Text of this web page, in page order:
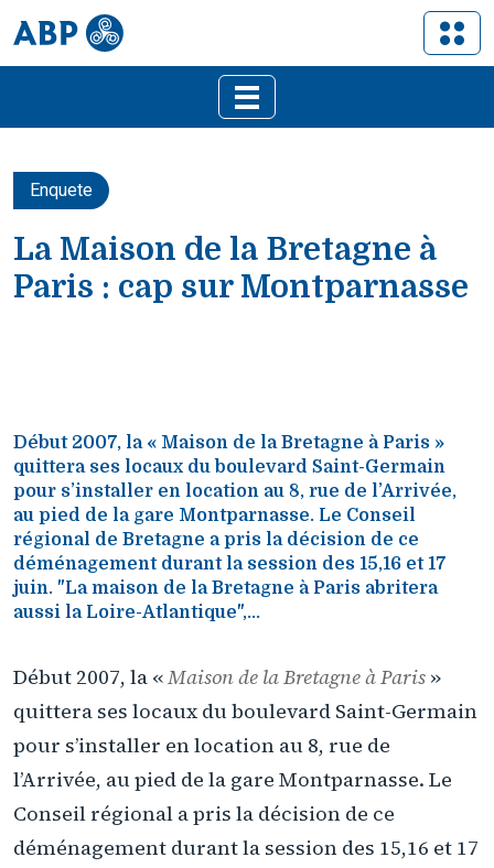
Enquete
La Maison de la Bretagne à
Paris : cap sur Montparnasse
Début 2007, la « Maison de la Bretagne à Paris »
quittera ses locaux du boulevard Saint-Germain
pour s’installer en location au 8, rue de l’Arrivée,
au pied de la gare Montparnasse. Le Conseil
régional de Bretagne a pris la décision de ce
déménagement durant la session des 15,16 et 17
juin. "La maison de la Bretagne à Paris abritera
aussi la Loire-Atlantique",...
Début 2007, la «Maison de la Bretagne à Paris »
quittera ses locaux du boulevard Saint-Germain
pour s’installer en location au 8, rue de
l’Arrivée, au pied de la gare Montparnasse. Le
Conseil régional a pris la décision de ce
déménagement durant la session des 15,16 et 17